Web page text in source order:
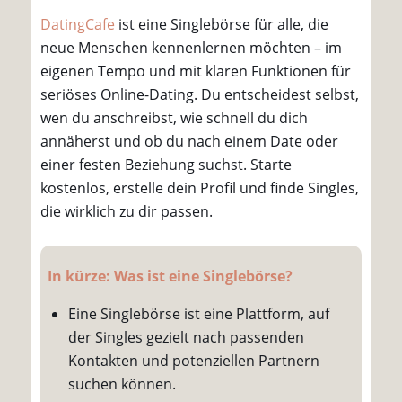
DatingCafe ist eine Singlebörse für alle, die
neue Menschen kennenlernen möchten – im
eigenen Tempo und mit klaren Funktionen für
seriöses Online-Dating. Du entscheidest selbst,
wen du anschreibst, wie schnell du dich
annäherst und ob du nach einem Date oder
einer festen Beziehung suchst. Starte
kostenlos, erstelle dein Profil und finde Singles,
die wirklich zu dir passen.
In kürze: Was ist eine Singlebörse?
Eine Singlebörse ist eine Plattform, auf
der Singles gezielt nach passenden
Kontakten und potenziellen Partnern
suchen können.